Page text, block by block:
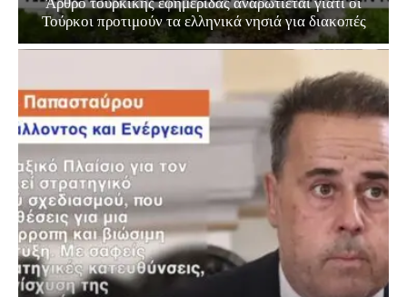
Τούρκοι προτιμούν τα ελληνικά νησιά για διακοπές